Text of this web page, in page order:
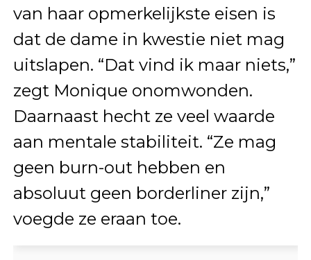
van haar opmerkelijkste eisen is
dat de dame in kwestie niet mag
uitslapen. “Dat vind ik maar niets,”
zegt Monique onomwonden.
Daarnaast hecht ze veel waarde
aan mentale stabiliteit. “Ze mag
geen burn-out hebben en
absoluut geen borderliner zijn,”
voegde ze eraan toe.